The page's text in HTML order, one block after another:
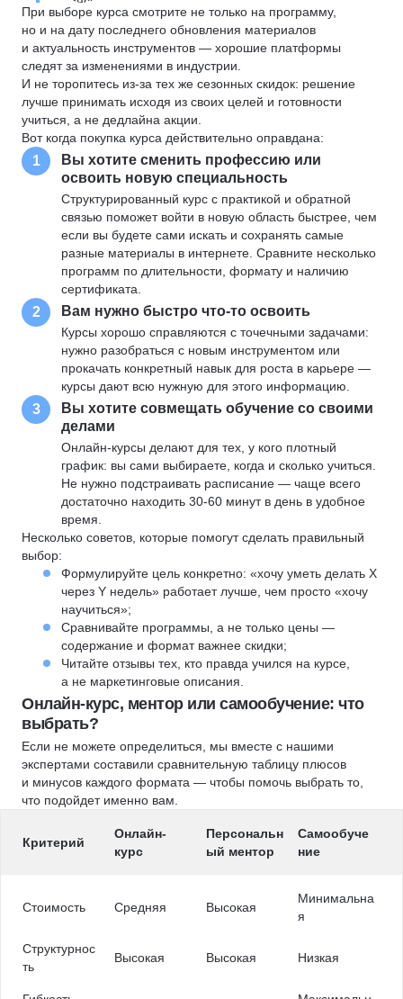
При выборе курса смотрите не только на программу,
но и на дату последнего обновления материалов
и актуальность инструментов — хорошие платформы
следят за изменениями в индустрии.
И не торопитесь из-за тех же сезонных скидок: решение
лучше принимать исходя из своих целей и готовности
учиться, а не дедлайна акции.
Вот когда покупка курса действительно оправдана:
1
Вы хотите сменить профессию или
освоить новую специальность
Структурированный курс с практикой и обратной
связью поможет войти в новую область быстрее, чем
если вы будете сами искать и сохранять самые
разные материалы в интернете. Сравните несколько
программ по длительности, формату и наличию
сертификата.
2 Вам нужно быстро что-то освоить
Курсы хорошо справляются с точечными задачами:
нужно разобраться с новым инструментом или
прокачать конкретный навык для роста в карьере —
курсы дают всю нужную для этого информацию.
3
Вы хотите совмещать обучение со своими
делами
Онлайн-курсы делают для тех, у кого плотный
график: вы сами выбираете, когда и сколько учиться.
Не нужно подстраивать расписание — чаще всего
достаточно находить 30-60 минут в день в удобное
время.
Несколько советов, которые помогут сделать правильный
выбор:
Формулируйте цель конкретно: «хочу уметь делать X
через Y недель» работает лучше, чем просто «хочу
научиться»;
Сравнивайте программы, а не только цены —
содержание и формат важнее скидки;
Читайте отзывы тех, кто правда учился на курсе,
а не маркетинговые описания.
Онлайн-курс, ментор или самообучение: что
выбрать?
Если не можете определиться, мы вместе с нашими
экспертами составили сравнительную таблицу плюсов
и минусов каждого формата — чтобы помочь выбрать то,
что подойдет именно вам.
Критерий
Онлайн-
курс
Персональн
ый ментор
Самообуче
ние
Стоимость Средняя Высокая
Минимальна
я
Структурнос
ть
Высокая Высокая Низкая